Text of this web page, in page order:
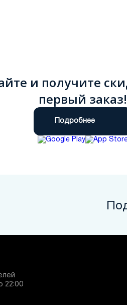
и получите
первый заказ!
Подробнее
22:00